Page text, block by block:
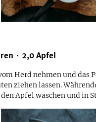
2,0 Apfel
Herd nehmen und das
ziehen lassen.
Apfel waschen und in